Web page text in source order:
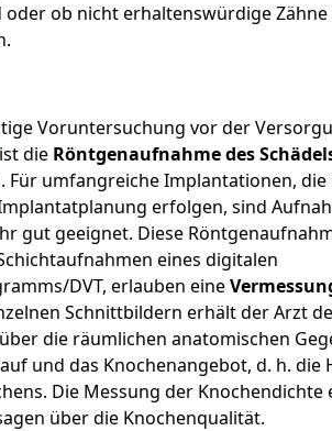
oder ob nicht erhaltenswürdige
Voruntersuchung vor der
ist die Röntgenaufnahme des
. Für umfangreiche Implantationen,
erfolgen, sind
gut geeignet. Diese
eines digitalen
DVT, erlauben eine
Schnittbildern erhält der Arzt
die räumlichen anatomischen
und das Knochenangebot, d. h. die
Die Messung der Knochendichte
über die Knochenqualität.